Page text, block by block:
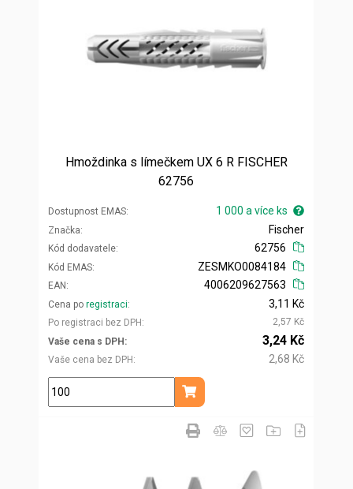
Hmoždinka s límečkem UX 6 R FISCHER
62756
Dostupnost EMAS 1 000 a více ks
Značka
Kód dodavatele
Fischer
62756
Kód EMAS
EAN
ZESMKO0084184
4006209627563
Cena po registraci
Po registraci bez DPH
3,11 Kč
2,57 Kč
Vaše cena s DPH
Vaše cena bez DPH
3,24 Kč
2,68 Kč
ks
Přidat do košíku